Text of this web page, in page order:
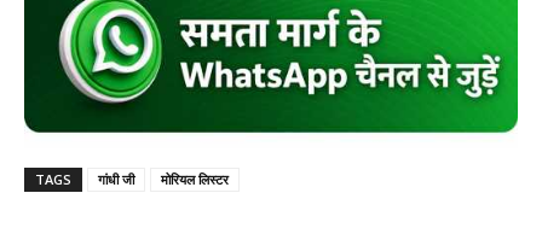
TAGS गांधी जी मोरियल लिस्टर